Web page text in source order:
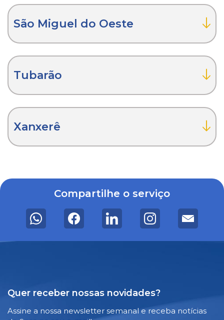
São Miguel do Oeste
Tubarão
Xanxerê
Compartilhe o serviço
Quer receber nossas novidades?
Assine a nossa newsletter semanal e receba notícias